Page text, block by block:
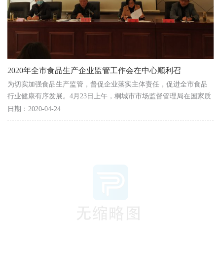
2020年全市食品生产企业监管工作会在中心顺利召
为切实加强食品生产监管，督促企业落实主体责任，促进全市食品
行业健康有序发展。4月23日上午，桐城市市场监督管理局在国家质
检中心召开2020年度全市食品生产企业监管工作会，市...
日期：2020-04-24